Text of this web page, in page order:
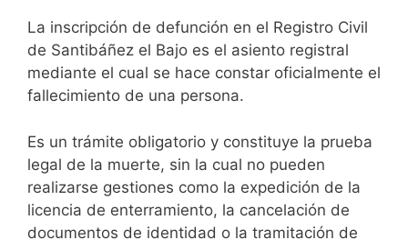
La inscripción de defunción en el Registro Civil
de Santibáñez el Bajo es el asiento registral
mediante el cual se hace constar oficialmente el
fallecimiento de una persona.
Es un trámite obligatorio y constituye la prueba
legal de la muerte, sin la cual no pueden
realizarse gestiones como la expedición de la
licencia de enterramiento, la cancelación de
documentos de identidad o la tramitación de